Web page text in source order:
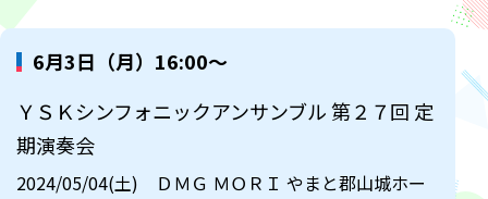
6月3日（月）16:00～
ＹＳＫシンフォニックアンサンブル 第２７回 定
期演奏会
2024/05/04(土) ＤＭＧ ＭＯＲＩ やまと郡山城ホー